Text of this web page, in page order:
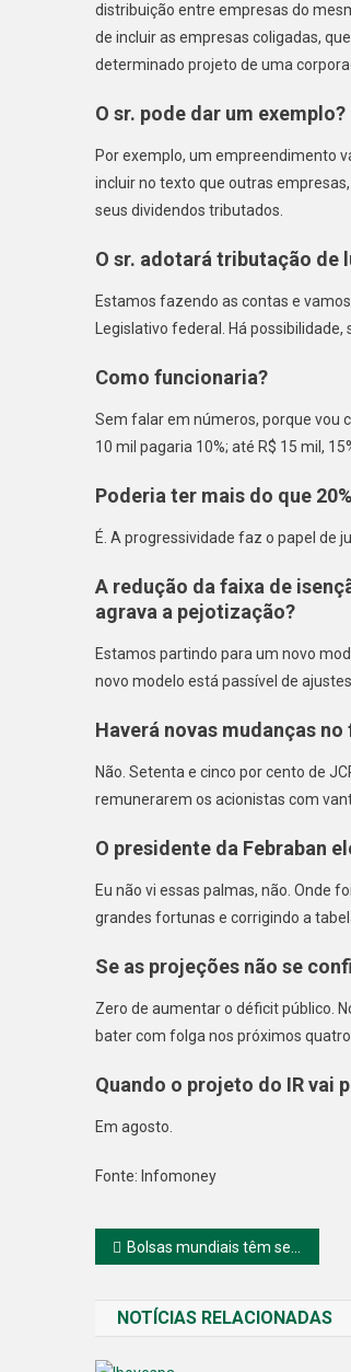
distribuição entre empresas do
de incluir as empresas coligadas,
determinado projeto de uma
O sr. pode dar um exemplo?
Por exemplo, um empreendimento
incluir no texto que outras
seus dividendos tributados.
O sr. adotará tributação de
Estamos fazendo as contas e
Legislativo federal. Há
Como funcionaria?
Sem falar em números, porque vou
10 mil pagaria 10%; até R$ 15 mil,
Poderia ter mais do que
É. A progressividade faz o papel de
A redução da faixa de
agrava a pejotização?
Estamos partindo para um novo
novo modelo está passível de
Haverá novas mudanças
Não. Setenta e cinco por cento de
remunerarem os acionistas com
O presidente da Febraban
Eu não vi essas palmas, não. Onde
grandes fortunas e corrigindo a
Se as projeções não se
Zero de aumentar o déficit público.
bater com folga nos próximos
Quando o projeto do IR vai
Em agosto.
Fonte: Infomoney
Navegação
Post
Bolsas mundiais têm sessão de baixa; petróleo tem queda após decisão da Opep+ sobre produção
NOTÍCIAS RELACIONADAS